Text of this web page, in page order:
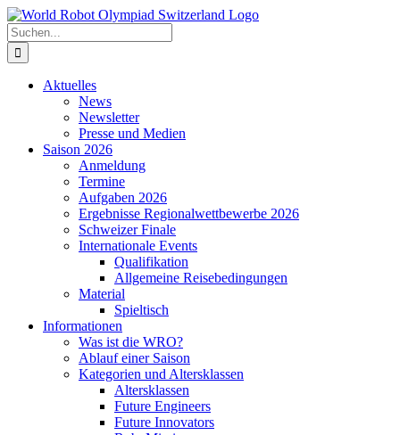
Zum
Inhalt
springen
Suche
nach:
Aktuelles
News
Newsletter
Presse und Medien
Saison 2026
Anmeldung
Termine
Aufgaben 2026
Ergebnisse Regionalwettbewerbe 2026
Schweizer Finale
Internationale Events
Qualifikation
Allgemeine Reisebedingungen
Material
Spieltisch
Informationen
Was ist die WRO?
Ablauf einer Saison
Kategorien und Altersklassen
Altersklassen
Future Engineers
Future Innovators